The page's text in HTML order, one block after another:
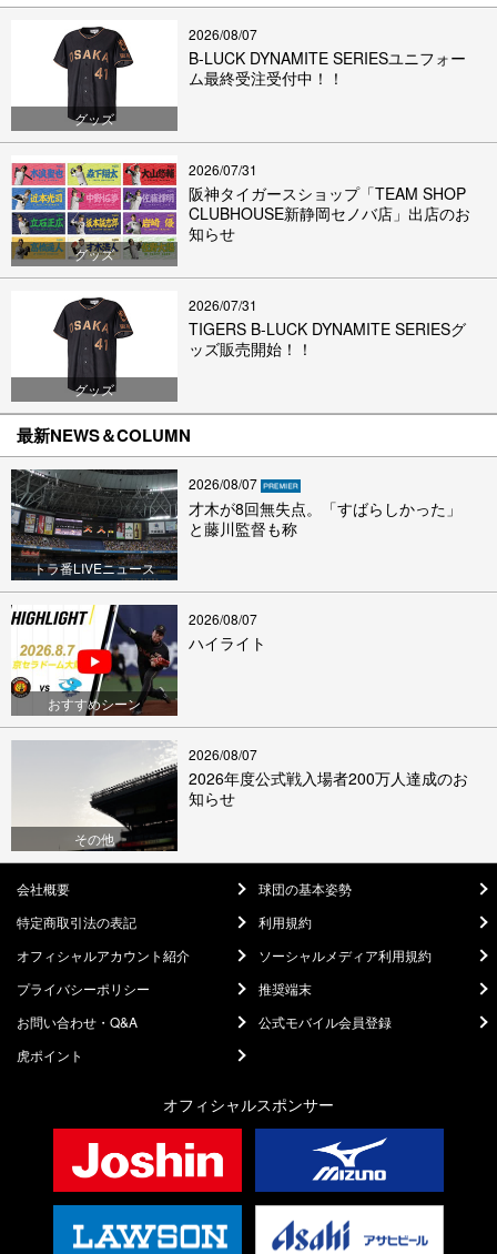
グッズ
2026/08/07
B-LUCK DYNAMITE SERIESユニフォー
ム最終受注受付中！！
グッズ
2026/07/31
阪神タイガースショップ「TEAM SHOP
CLUBHOUSE新静岡セノバ店」出店のお
知らせ
グッズ
2026/07/31
TIGERS B-LUCK DYNAMITE SERIESグ
ッズ販売開始！！
最新NEWS＆COLUMN
トラ番LIVEニュース
2026/08/07
才木が8回無失点。「すばらしかった」
と藤川監督も称
おすすめシーン
2026/08/07
ハイライト
その他
2026/08/07
2026年度公式戦入場者200万人達成のお
知らせ
会社概要
球団の基本姿勢
特定商取引法の表記
利用規約
オフィシャルアカウント紹介
ソーシャルメディア利用規約
プライバシーポリシー
推奨端末
お問い合わせ・Q&A
公式モバイル会員登録
虎ポイント
オフィシャルスポンサー